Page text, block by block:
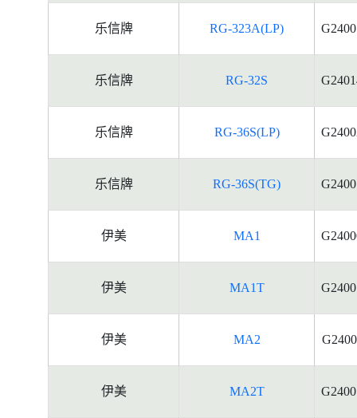
乐信牌 RG-323A(LP)
乐信牌 RG-32S
乐信牌 RG-36S(LP)
乐信牌 RG-36S(TG)
伊美 MA1
伊美 MA1T
伊美 MA2
伊美 MA2T